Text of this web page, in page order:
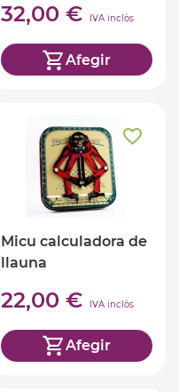
32,00 € IVA inclòs
Afegir
Micu calculadora de
llauna
22,00 € IVA inclòs
Afegir